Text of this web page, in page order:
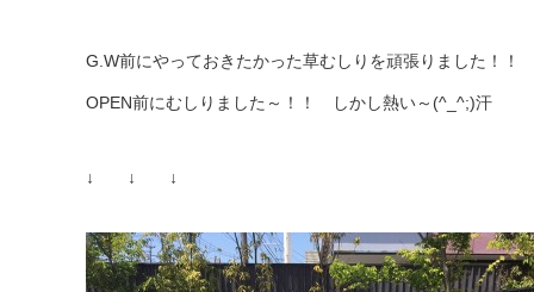
G.W前にやっておきたかった草むしりを頑張りました！！
OPEN前にむしりました～！！ しかし熱い～(^_^;)汗
↓ ↓ ↓